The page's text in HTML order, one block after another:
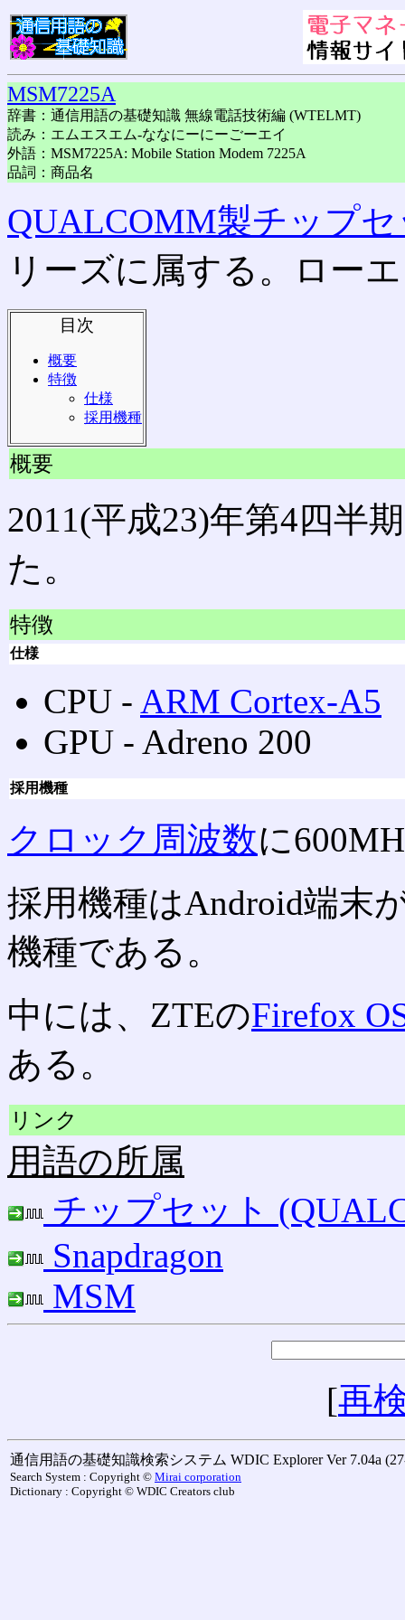
MSM7225A
辞書：通信用語の基礎知識 無線電話技術編 (WTELMT)
読み：エムエスエム-ななにーにーごーエイ
外語：MSM7225A: Mobile Station Modem 7225A
品詞：商品名
QUALCOMM製チップ
リーズに属する。ロー
目次
概要
特徴
仕様
採用機種
概要
2011(平成23)年第4四半
た。
特徴
仕様
CPU ‐ ARM Cortex-A5
GPU ‐ Adreno 200
採用機種
クロック周波数に
採用機種はAndroid端末
機種である。
中には、ZTEのFirefox
ある。
リンク
用語の所属
チップセット
Snapdragon
MSM
[再
通信用語の基礎知識検索システム WDIC Explorer Ver 7.04a
Search System : Copyright © Mirai corporation
Dictionary : Copyright © WDIC Creators club